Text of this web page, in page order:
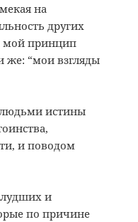
на
других
мой принцип
же: “мои взгляды
истины
и поводом
и
по причине